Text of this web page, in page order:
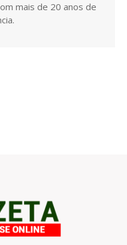
mais de 20 anos de